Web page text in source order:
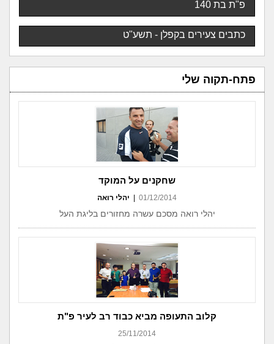
פ"ת בת 140
כתבים צעירים בקפלן - תשע"ט
פתח-תקוה שלי
שחקנים על המוקד
01/12/2014 יהלי רואה
יהלי רואה מסכם עשרה מחזורים בליגת העל
קלוב התעופה מביא כבוד רב לעיר פ"ת
25/11/2014